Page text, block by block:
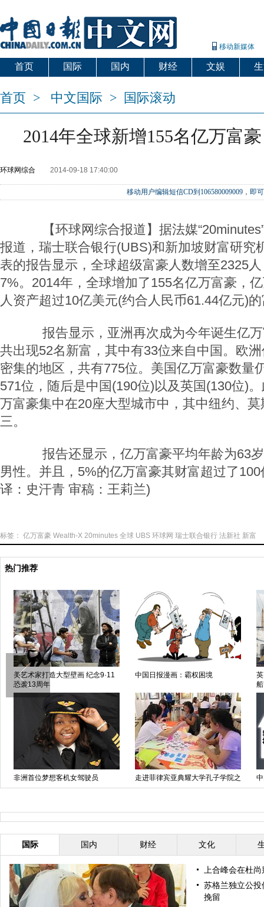
移动新媒体
首页 国际 国内 财经 文娱
首页 > 中文国际 > 国际滚动
2014年全球新增155名亿万富
环球网综合 2014-09-18 17:40:00
移动用户编辑短信CD到106580009009，即
【环球网综合报道】据法媒
报道，瑞士联合银行(UBS)和新加坡财富研究
表的报告显示，全球超级富豪人数增至2325
7%。2014年，全球增加了155名亿万富豪，
人资产超过10亿美元(约合人民币61.44亿元)
报告显示，亚洲再次成为今年诞生亿万
共出现52名新富，其中有33位来自中国。欧
密集的地区，共有775位。美国亿万富豪数量
571位，随后是中国(190位)以及英国(130位)
万富豪集中在20座大型城市中，其中纽约、
三。
报告还显示，亿万富豪平均年龄为63岁
男性。并且，5%的亿万富豪其财富超过了
译：史汗青 审稿：王莉兰)
标签： 亿万富豪 Wealth-X 20minutes 全球 UBS 环球网 瑞士联合银行 法新社 新富
热门推荐
美艺术家打造大型壁画 纪念9·11
恐袭13周年
中国日报漫画：霸权困境
非洲首位梦想客机女驾驶员
走进菲律宾亚典耀大学孔子学院之
中秋活动
国际 国内 财经 文化
上合峰会在杜
苏格兰独立公
挽留